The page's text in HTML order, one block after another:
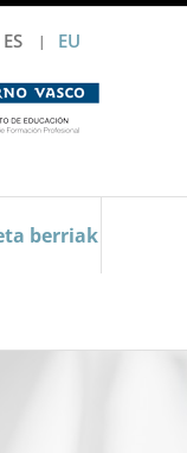
ES EU
berriak